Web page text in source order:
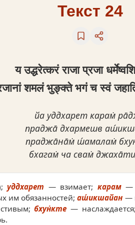
Текст 24
य उद्धरेत्करं राजा प्रजा
शमलं भुङ्क्ते भगं च स्वं
йа уддхарет карам̇
праджа̄ дхармешв
праджа̄на̄м̇ ш́амалам̇
бхагам̇ ча свам̇
уддхарет — взимает; карам—
им обязанностей;аш́икшайан —
бхун̇кте —